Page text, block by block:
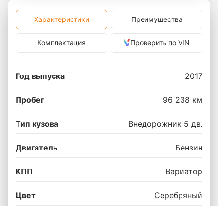
Характеристики Преимущества
Комплектация Проверить по VIN
Год выпуска 2017
Пробег 96 238 км
Тип кузова Внедорожник 5 дв.
Двигатель Бензин
КПП Вариатор
Цвет Серебряный